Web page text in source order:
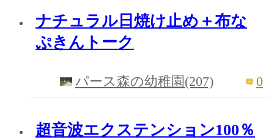
ナチュラル日焼け止め＋布な
ぷきんトーク
パース森の幼稚園(207) 0
超音波エクステンション100％